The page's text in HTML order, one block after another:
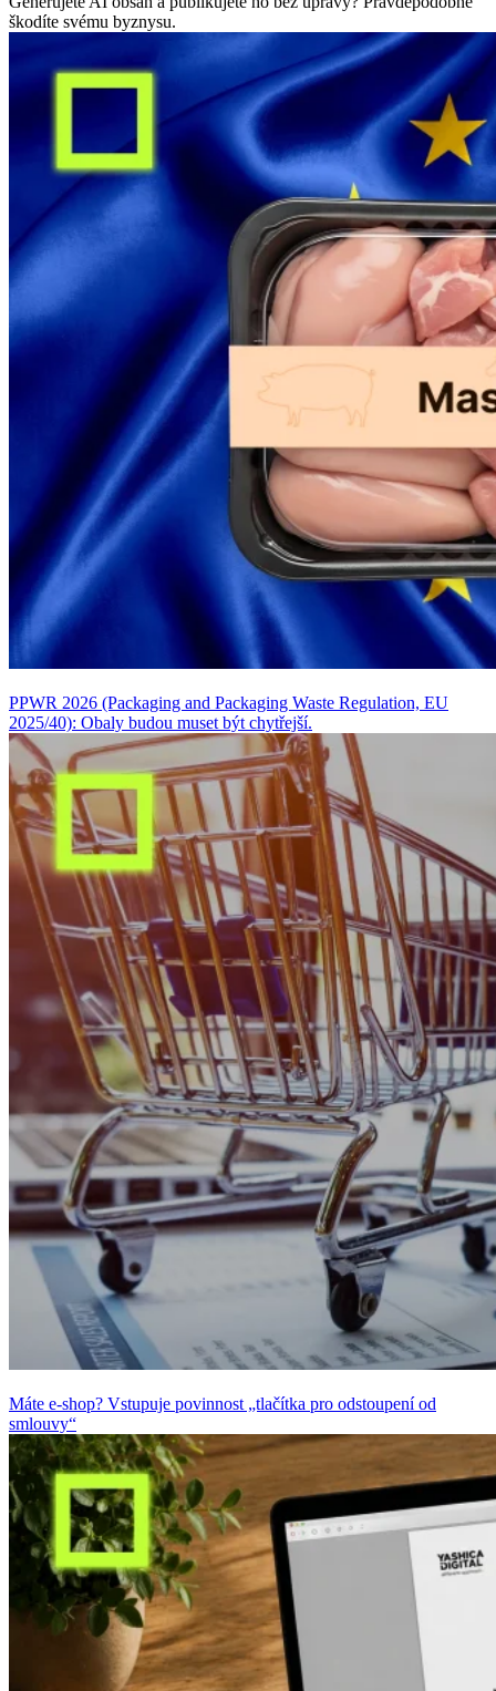
škodíte svému byznysu.
PPWR 2026 (Packaging and Packaging Waste Regulation, EU
2025/40): Obaly budou muset být chytřejší.
Máte e-shop? Vstupuje povinnost „tlačítka pro odstoupení od
smlouvy“